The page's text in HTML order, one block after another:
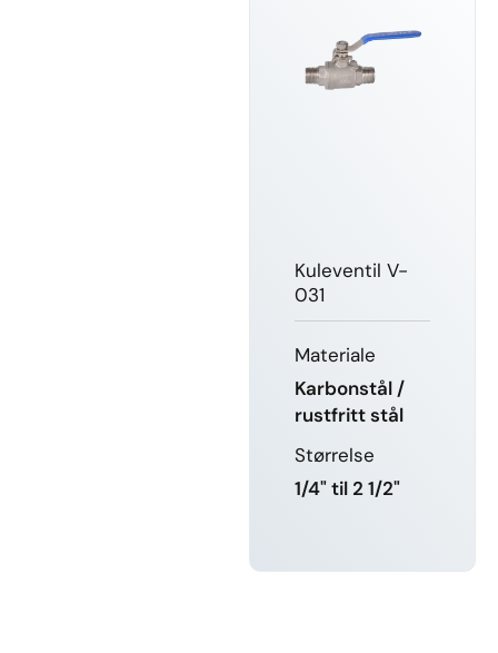
Kuleventil V-
031
Materiale
Karbonstål /
rustfritt stål
Størrelse
1/4" til 2 1/2"
LÆR MER